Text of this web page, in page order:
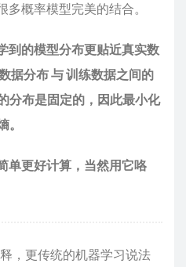
概率模型完美的结合。
到的模型分布更贴近真实数
据分布 与 训练数据之间的
分布是固定的，因此最小化
单更好计算，当然用它咯
，更传统的机器学习说法